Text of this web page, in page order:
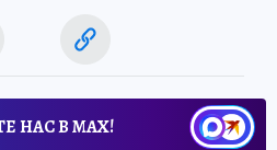
НАС В МАХ!